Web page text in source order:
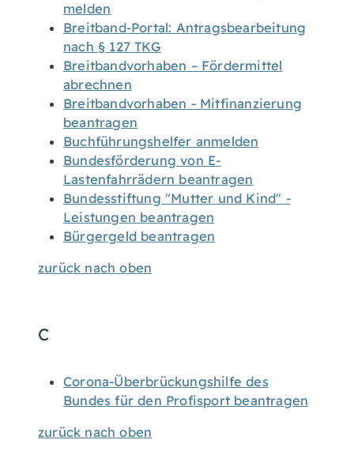
melden
Breitband-Portal: Antragsbearbeitung
nach § 127 TKG
Breitbandvorhaben – Fördermittel
abrechnen
Breitbandvorhaben - Mitfinanzierung
beantragen
Buchführungshelfer anmelden
Bundesförderung von E-
Lastenfahrrädern beantragen
Bundesstiftung "Mutter und Kind" -
Leistungen beantragen
Bürgergeld beantragen
zurück nach oben
C
Corona-Überbrückungshilfe des
Bundes für den Profisport beantragen
zurück nach oben